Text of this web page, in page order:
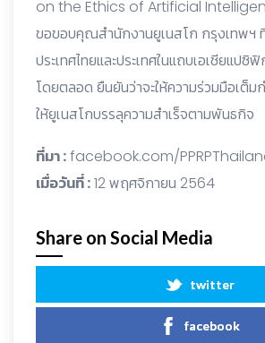
on the Ethics of Artificial
ขอขอบคุณสำนักงานยูเนสโก กรุงเทพฯ
ประเทศไทยและประเทศในแถบเอเชียแปซิ
โดยตลอด ยืนยันว่าจะให้ความร่วมมือเต็ม
ให้ยูเนสโกบรรลุความสำเร็จตามพันธกิจ
ที่มา :facebook.com/
เมื่อวันที่ :12 พฤศจิกายน 2564
Share on Social Media
twitter
facebook